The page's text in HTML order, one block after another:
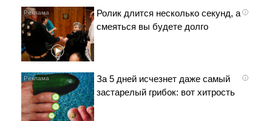
i
Ролик длится несколько секунд, а
смеяться вы будете долго
i
За 5 дней исчезнет даже самый
застарелый грибок: вот хитрость